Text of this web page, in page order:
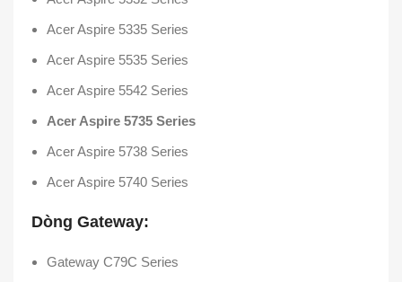
Acer Aspire 5335 Series
Acer Aspire 5535 Series
Acer Aspire 5542 Series
Acer Aspire 5735 Series
Acer Aspire 5738 Series
Acer Aspire 5740 Series
Dòng Gateway:
Gateway C79C Series